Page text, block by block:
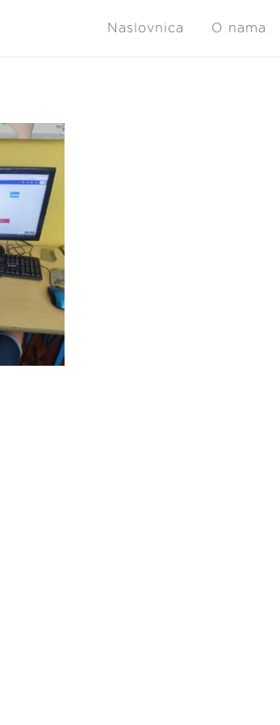
Naslovnica O nama